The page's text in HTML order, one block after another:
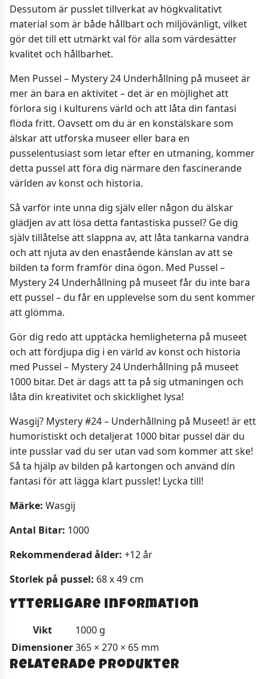
Dessutom är pusslet tillverkat av högkvalitativt
material som är både hållbart och miljövänligt, vilket
gör det till ett utmärkt val för alla som värdesätter
kvalitet och hållbarhet.
Men Pussel – Mystery 24 Underhållning på museet är
mer än bara en aktivitet – det är en möjlighet att
förlora sig i kulturens värld och att låta din fantasi
flöda fritt. Oavsett om du är en konstälskare som
älskar att utforska museer eller bara en
pusselentusiast som letar efter en utmaning, kommer
detta pussel att föra dig närmare den fascinerande
världen av konst och historia.
Så varför inte unna dig själv eller någon du älskar
glädjen av att lösa detta fantastiska pussel? Ge dig
själv tillåtelse att slappna av, att låta tankarna vandra
och att njuta av den enastående känslan av att se
bilden ta form framför dina ögon. Med Pussel –
Mystery 24 Underhållning på museet får du inte bara
ett pussel – du får en upplevelse som du sent kommer
att glömma.
Gör dig redo att upptäcka hemligheterna på museet
och att fördjupa dig i en värld av konst och historia
med Pussel – Mystery 24 Underhållning på museet
1000 bitar. Det är dags att ta på sig utmaningen och
låta din kreativitet och skicklighet lysa!
Wasgij? Mystery #24 – Underhållning på Museet! är ett
humoristiskt och detaljerat 1000 bitar pussel där du
inte pusslar vad du ser utan vad som kommer att ske!
Så ta hjälp av bilden på kartongen och använd din
fantasi för att lägga klart pusslet! Lycka till!
Märke: Wasgij
Antal Bitar: 1000
Rekommenderad ålder: +12 år
Storlek på pussel: 68 x 49 cm
Ytterligare information
Vikt
1000 g
Dimensioner365 × 270 × 65 mm
Relaterade produkter